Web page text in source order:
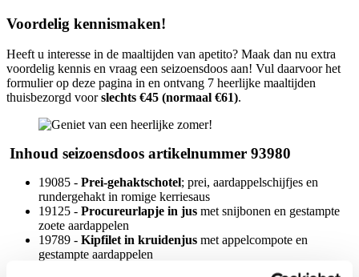
Voordelig kennismaken!
Heeft u interesse in de maaltijden van apetito? Maak dan nu extra
voordelig kennis en vraag een seizoensdoos aan! Vul daarvoor het
formulier op deze pagina in en ontvang 7 heerlijke maaltijden
thuisbezorgd voorslechts €45 (normaal €61).
Inhoud seizoensdoos artikelnummer 93980
19085 - Prei-gehaktschotel; prei, aardappelschijfjes en
rundergehakt in romige kerriesaus
19125 - Procureurlapje in jus met snijbonen en gestampte
zoete aardappelen
19789 - Kipfilet in kruidenjus met appelcompote en
gestampte aardappelen
met spinazie en